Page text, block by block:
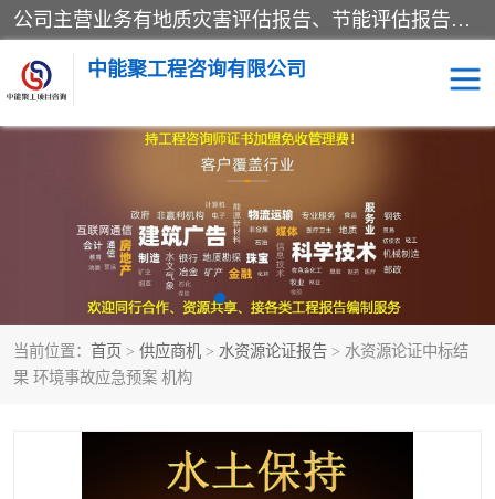
公司主营业务有地质灾害评估报告、节能评估报告、水土保持验收、水资源论证、土地复垦报告、项目可行性研究报告等。是经国家工商总局批准，在法律、法规、决定规定禁止的不得经营；法律、法规、决定规定应当许可（审批）的，经审批机关批准后凭许可（审批）文件经营;法律、法规，市场主体自主选择经营。
中能聚工程咨询有限公司
当前位置： 首页 > 供应商机 > 水资源论证报告 > 水资源论证中标结
果 环境事故应急预案 机构
水资源论证报告 土地复垦报告
地质灾害评估报告 工程项目验收报告
节能评估报告